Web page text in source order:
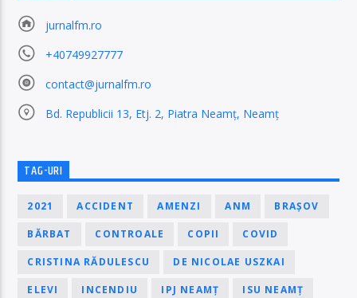
jurnalfm.ro
+40749927777
contact@jurnalfm.ro
Bd. Republicii 13, Etj. 2, Piatra Neamț, Neamț
TAG-URI
2021 ACCIDENT AMENZI ANM BRAȘOV
BĂRBAT CONTROALE COPII COVID
CRISTINA RĂDULESCU DE NICOLAE USZKAI
ELEVI INCENDIU IPJ NEAMȚ ISU NEAMȚ